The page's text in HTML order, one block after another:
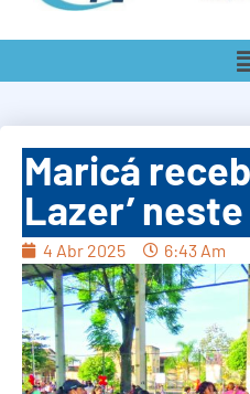
Maricá
Lazer’
4 Abr 2025 6:43 Am